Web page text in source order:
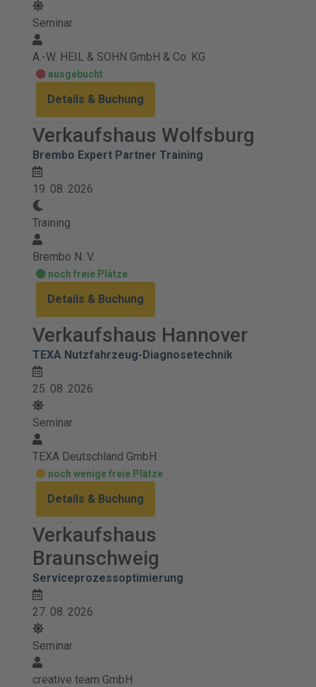
Seminar
A.-W. HEIL & SOHN GmbH & Co. KG
ausgebucht
Details & Buchung
Verkaufshaus Wolfsburg
Brembo Expert Partner Training
19. 08. 2026
Training
Brembo N. V.
noch freie Plätze
Details & Buchung
Verkaufshaus Hannover
TEXA Nutzfahrzeug-Diagnosetechnik
25. 08. 2026
Seminar
TEXA Deutschland GmbH
noch wenige freie Plätze
Details & Buchung
Verkaufshaus
Braunschweig
Serviceprozessoptimierung
27. 08. 2026
Seminar
creative team GmbH